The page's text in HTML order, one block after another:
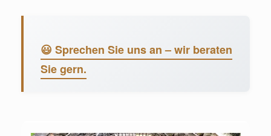
😃 Sprechen Sie uns an – wir beraten
Sie gern.